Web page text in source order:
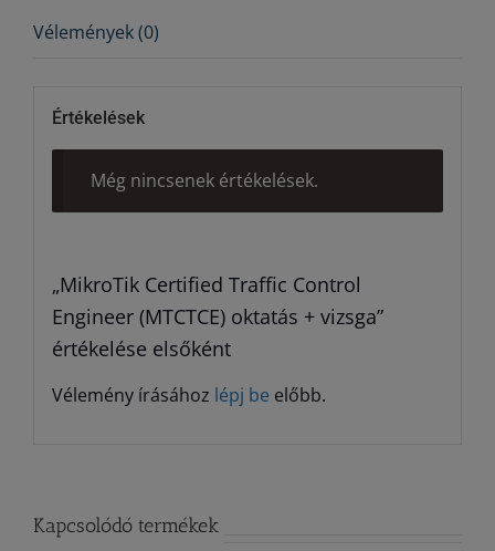
Vélemények (0)
Értékelések
Még nincsenek értékelések.
„MikroTik Certified Traffic Control
Engineer (MTCTCE) oktatás + vizsga”
értékelése elsőként
Vélemény írásához lépj be előbb.
Kapcsolódó termékek